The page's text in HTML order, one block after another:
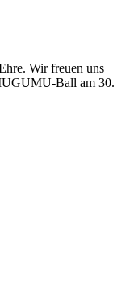
Wir freuen uns
Ball am 30.